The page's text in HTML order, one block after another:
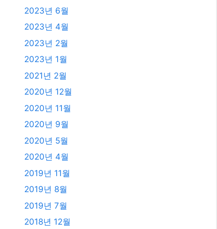
2023년 6월
2023년 4월
2023년 2월
2023년 1월
2021년 2월
2020년 12월
2020년 11월
2020년 9월
2020년 5월
2020년 4월
2019년 11월
2019년 8월
2019년 7월
2018년 12월